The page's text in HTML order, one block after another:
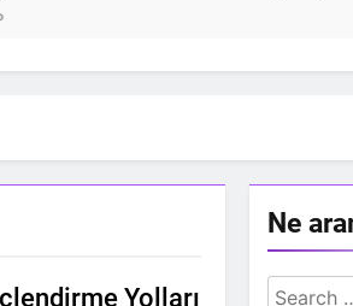
Yolları
Ne
Search